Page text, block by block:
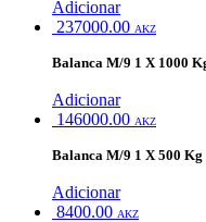
Adicionar
237000.00 AKZ
Balanca M/9 1 X 1000
Adicionar
146000.00 AKZ
Balanca M/9 1 X 500 Kg
Adicionar
8400.00 AKZ